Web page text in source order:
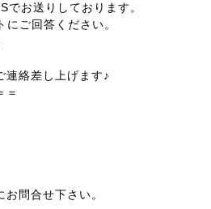
でお送りしております。
ご回答ください。
連絡差し上げます♪
＝
問合せ下さい。